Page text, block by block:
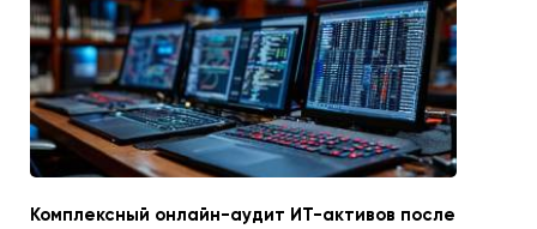
Комплексный онлайн-аудит ИТ-активов после